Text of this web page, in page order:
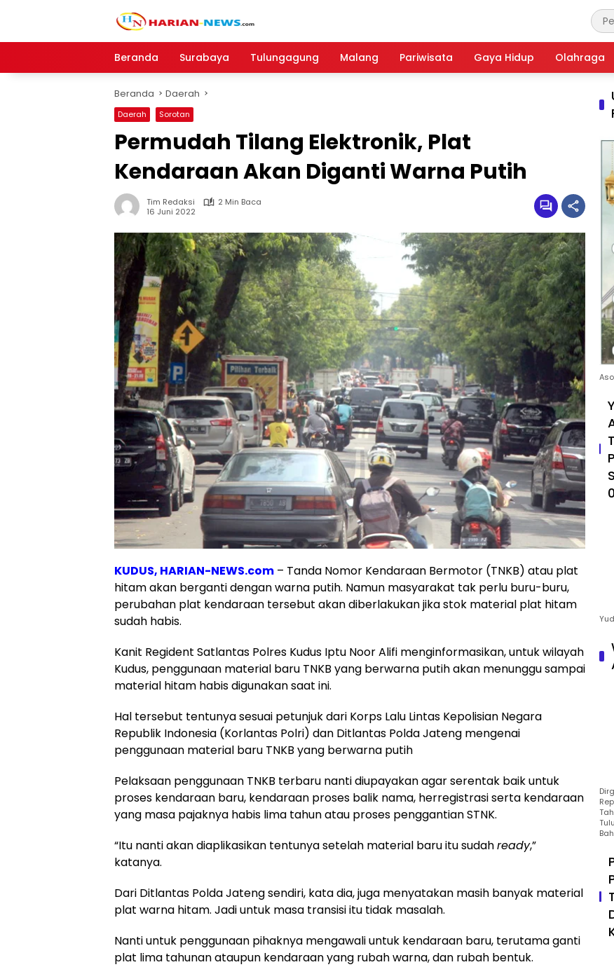
Beranda
Surabaya Tulungagung Malang Pariwisata Gaya Hidup Olahraga
Beranda Daerah
Daerah Sorotan
Permudah Tilang Elektronik, Plat
Kendaraan Akan Diganti Warna Putih
Tim Redaksi
2 Min Baca
16 Juni 2022
KUDUS, HARIAN-NEWS.com – Tanda Nomor Kendaraan Bermotor (TNKB) atau plat
hitam akan berganti dengan warna putih. Namun masyarakat tak perlu buru-buru,
perubahan plat kendaraan tersebut akan diberlakukan jika stok material plat hitam
sudah habis.
Kanit Regident Satlantas Polres Kudus Iptu Noor Alifi menginformasikan, untuk wilayah
Kudus, penggunaan material baru TNKB yang berwarna putih akan menunggu sampai
material hitam habis digunakan saat ini.
Hal tersebut tentunya sesuai petunjuk dari Korps Lalu Lintas Kepolisian Negara
Republik Indonesia (Korlantas Polri) dan Ditlantas Polda Jateng mengenai
penggunaan material baru TNKB yang berwarna putih
Pelaksaan penggunaan TNKB terbaru nanti diupayakan agar serentak baik untuk
proses kendaraan baru, kendaraan proses balik nama, herregistrasi serta kendaraan
yang masa pajaknya habis lima tahun atau proses penggantian STNK.
“Itu nanti akan diaplikasikan tentunya setelah material baru itu sudahready,”
katanya.
Dari Ditlantas Polda Jateng sendiri, kata dia, juga menyatakan masih banyak material
plat warna hitam. Jadi untuk masa transisi itu tidak masalah.
Nanti untuk penggunaan pihaknya mengawali untuk kendaraan baru, terutama ganti
plat lima tahunan ataupun kendaraan yang rubah warna, dan rubah bentuk.